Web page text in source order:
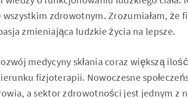
zdrowotnym. Zrozumiałam, że
zmieniająca ludzkie życia na lepsze.
medycyny skłania coraz większą
fizjoterapii. Nowoczesne
a sektor zdrowotności jest jednym z